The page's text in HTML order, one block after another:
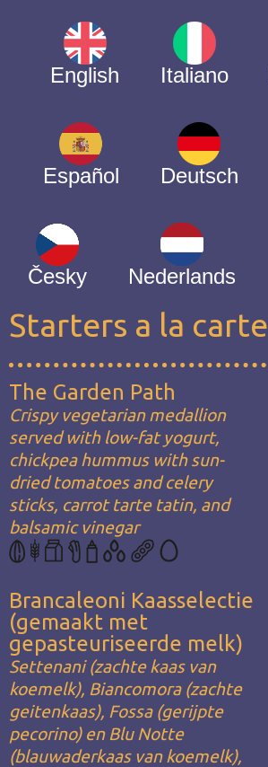
English Italiano
Español Deutsch
Česky Nederlands
Starters a la carte
The Garden Path
Crispy vegetarian medallion
served with low-fat yogurt,
chickpea hummus with sun-
dried tomatoes and celery
sticks, carrot tarte tatin, and
balsamic vinegar
Brancaleoni Kaasselectie
(gemaakt met
gepasteuriseerde melk)
Settenani (zachte kaas van
koemelk), Biancomora (zachte
geitenkaas), Fossa (gerijpte
pecorino) en Blu Notte
(blauwaderkaas van koemelk),